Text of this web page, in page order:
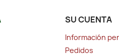
SU CUENTA
Información
Pedidos